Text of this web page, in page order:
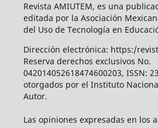
Revista AMIUTEM, es una
editada por la Asociación
del Uso de Tecnología en
Dirección electrónica: https:/
Reserva derechos exclusivos No.
042014052618474600203, ISSN:
otorgados por el Instituto
Autor.
Las opiniones expresadas en los